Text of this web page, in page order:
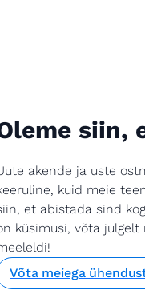
siin,
akende ja uste
kuid meie
et abistada sind
küsimusi, võta
Võta meiega